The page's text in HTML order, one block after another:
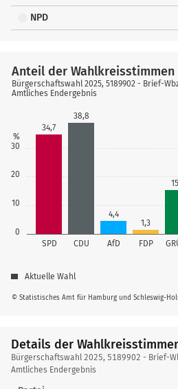
NPD
0
10
20
30
%
SPD CDU AfD FDP
34,7
38,8
4,4
1,3
© Statistisches Amt für Hamburg und Schleswig-
Anteil der Wahlkreisstimmen
Bürgerschaftswahl 2025, 5189902 - Brief-
Amtliches Endergebnis
Aktuelle Wahl
Details der
Details
der
Wahlkreisstimmen
Bürgerschaftswahl 2025, 5189902 - Brief-
Amtliches Endergebnis